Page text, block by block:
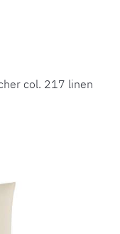
col. 217 linen